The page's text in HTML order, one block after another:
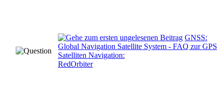
GNSS:
Global Navigation Satellite System - FAQ zur GPS
Satelliten Navigation:
RedOrbiter